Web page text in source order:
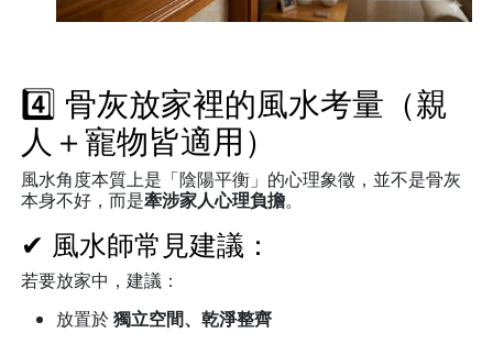
4️⃣ 骨灰放家裡的風水考量（親
人＋寵物皆適用）
風水角度本質上是「陰陽平衡」的心理象徵，並不是骨灰
本身不好，而是牽涉家人心理負擔。
✔ 風水師常見建議：
若要放家中，建議：
放置於獨立空間、乾淨整齊